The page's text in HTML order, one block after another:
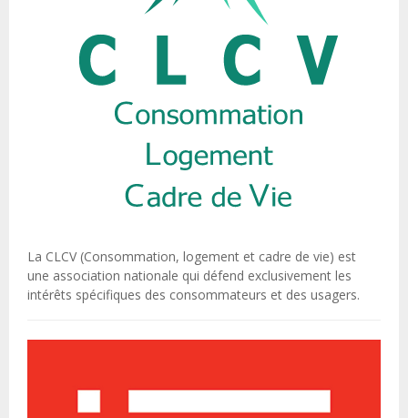
La CLCV (Consommation, logement et cadre de vie) est
une association nationale qui défend exclusivement les
intérêts spécifiques des consommateurs et des usagers.